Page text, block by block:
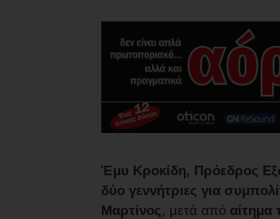
Έμυ Κροκίδη, Πρόεδρος
δύο γεννήτριες για
Μαρτίνος, μετά από αίτημα